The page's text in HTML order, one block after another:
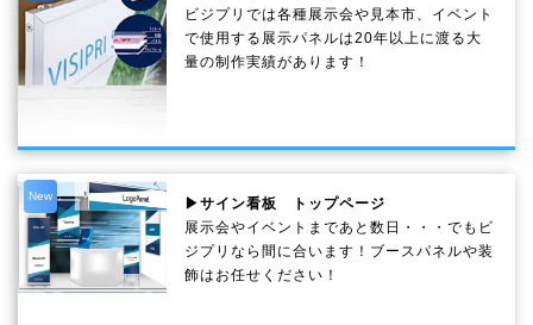
ビジプリでは各種展示会や見本市、イベント
で使用する展示パネルは20年以上に渡る大
量の制作実績があります！
New
▶サイン看板 トップページ
展示会やイベントまであと数日・・・でもビ
ジプリなら間に合います！ブースパネルや装
飾はお任せください！